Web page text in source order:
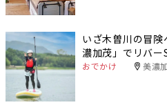
いざ木曽川の冒
濃加茂」でリバー
おでかけ 美濃